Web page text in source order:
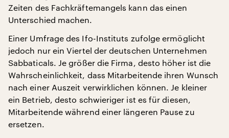
Zeiten des Fachkräftemangels kann das einen
Unterschied machen.
Einer Umfrage des Ifo-Instituts zufolge ermöglicht
jedoch nur ein Viertel der deutschen Unternehmen
Sabbaticals. Je größer die Firma, desto höher ist die
Wahrscheinlichkeit, dass Mitarbeitende ihren Wunsch
nach einer Auszeit verwirklichen können. Je kleiner
ein Betrieb, desto schwieriger ist es für diesen,
Mitarbeitende während einer längeren Pause zu
ersetzen.